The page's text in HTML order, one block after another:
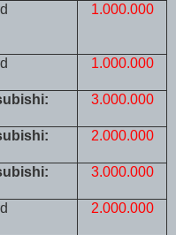
1.000.000
1.000.000
3.000.000
2.000.000
3.000.000
2.000.000